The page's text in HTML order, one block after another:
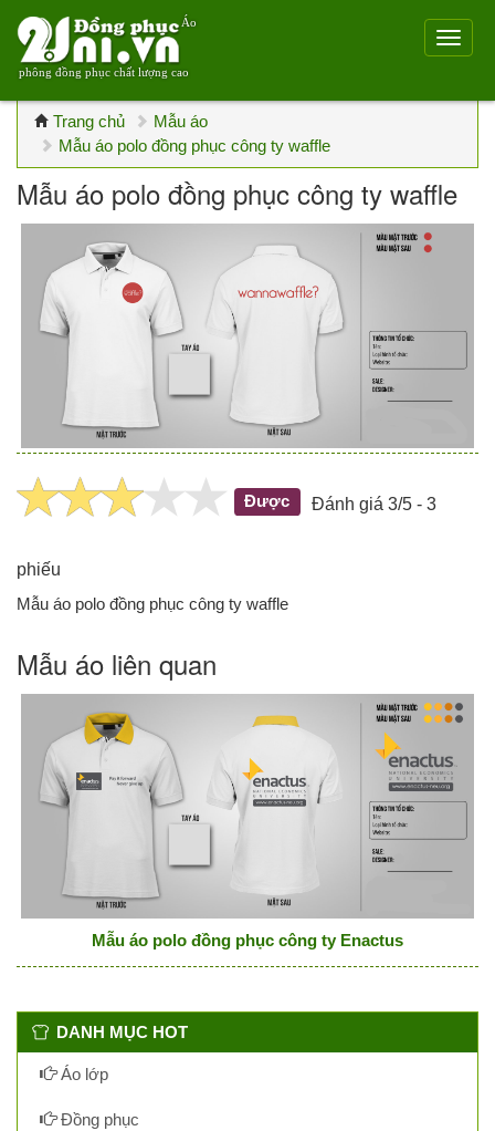
Áo
phông đồng phục chất lượng cao
Trang chủ
Mẫu áo
Mẫu áo polo đồng phục công ty waffle
Mẫu áo polo đồng phục công ty waffle
Được Đánh giá 3/5 - 3
phiếu
Mẫu áo polo đồng phục công ty waffle
Mẫu áo liên quan
Mẫu áo polo đồng phục công ty Enactus
DANH MỤC HOT
Áo lớp
Đồng phục